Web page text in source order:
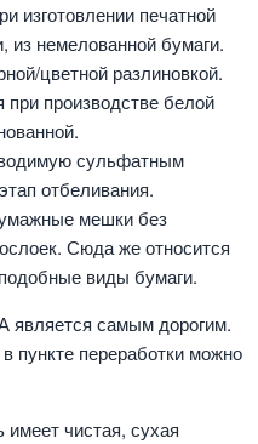
изготовлении печатной
из немелованной бумаги.
цветной разлиновкой.
производстве белой
сульфатным
отбеливания.
мешки без
Сюда же относится
виды бумаги.
является самым дорогим.
пункте переработки можно
чистая, сухая